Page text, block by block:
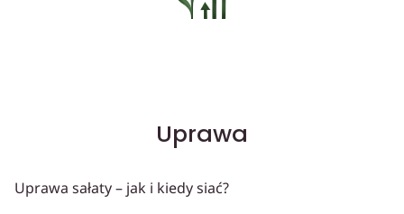
Uprawa
Uprawa sałaty – jak i kiedy siać?